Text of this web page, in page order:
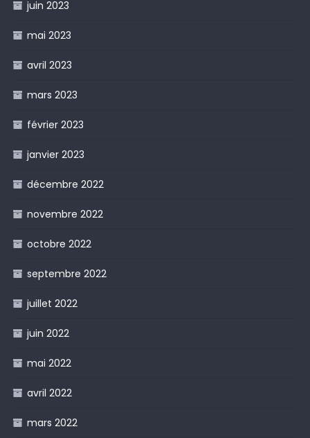
juin 2023
mai 2023
avril 2023
mars 2023
février 2023
janvier 2023
décembre 2022
novembre 2022
octobre 2022
septembre 2022
juillet 2022
juin 2022
mai 2022
avril 2022
mars 2022